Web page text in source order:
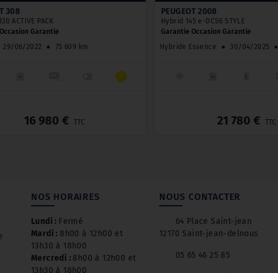
308
ACTIVE PACK
Garantie
29/06/2022 ● 75 609 km
16 980 € TTC
PEUGEOT 2008
Hybrid 145 e-DCS6 STYLE
Garantie Occasion Garantie
Hybride Essence
● 30/04/2025 ●
21 780 € TTC
NOS HORAIRES
Lundi : Fermé
Mardi : 8h00 à 12h00 et
13h30 à 18h00
Mercredi : 8h00 à 12h00 et
13h30 à 18h00
NOUS CONTACTER
64 Place Saint-jean
12170 Saint-jean-delnous
05 65 46 25 85